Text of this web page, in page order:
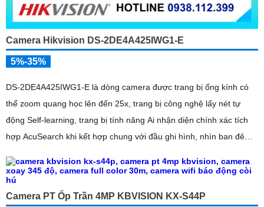
Camera Hikvision DS-2DE4A425IWG1-E
5%-35%
DS-2DE4A425IWG1-E là dòng camera được trang bị ống kính có
thể zoom quang học lên đến 25x, trang bị công nghệ lấy nét tự
động Self-learning, trang bị tính năng Ai nhận diện chính xác tích
hợp AcuSearch khi kết hợp chung với đầu ghi hình, nhìn ban đêm
Camera PT Ốp Trần 4MP KBVISION KX-S44P